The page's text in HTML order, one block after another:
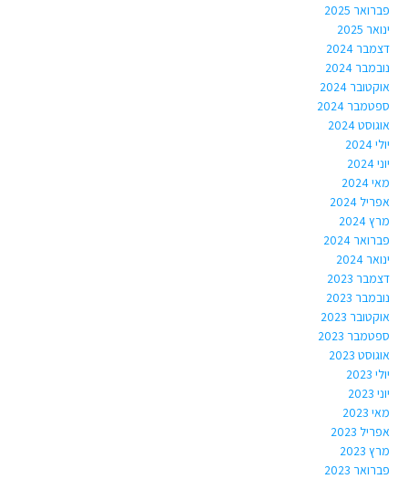
פברואר 2025
ינואר 2025
דצמבר 2024
נובמבר 2024
אוקטובר 2024
ספטמבר 2024
אוגוסט 2024
יולי 2024
יוני 2024
מאי 2024
אפריל 2024
מרץ 2024
פברואר 2024
ינואר 2024
דצמבר 2023
נובמבר 2023
אוקטובר 2023
ספטמבר 2023
אוגוסט 2023
יולי 2023
יוני 2023
מאי 2023
אפריל 2023
מרץ 2023
פברואר 2023